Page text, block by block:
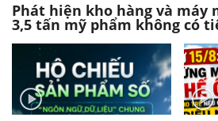
Phát hiện kho hàng và máy
3,5 tấn mỹ phẩm không có